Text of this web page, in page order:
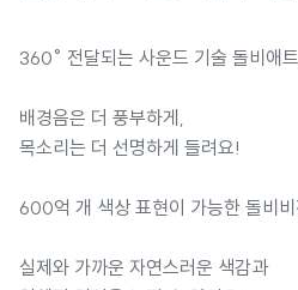
360° 전달되는 사운드 기술 돌비애트
배경음은 더 풍부하게,
목소리는 더 선명하게 들려요!
600억 개 색상 표현이 가능한 돌비비
실제와 가까운 자연스러운 색감과